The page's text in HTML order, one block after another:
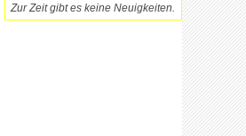
Zur Zeit gibt es keine Neuigkeiten.